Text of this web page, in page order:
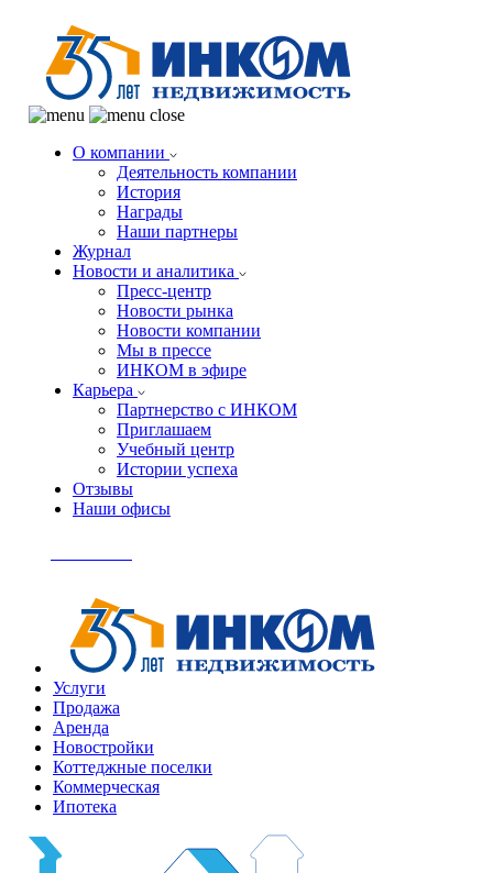
О компании
Деятельность компании
История
Награды
Наши партнеры
Журнал
Новости и аналитика
Пресс-центр
Новости рынка
Новости компании
Мы в прессе
ИНКОМ в эфире
Карьера
Партнерство с ИНКОМ
Приглашаем
Учебный центр
Истории успеха
Отзывы
Наши офисы
Услуги
Продажа
Аренда
Новостройки
Коттеджные поселки
Коммерческая
Ипотека